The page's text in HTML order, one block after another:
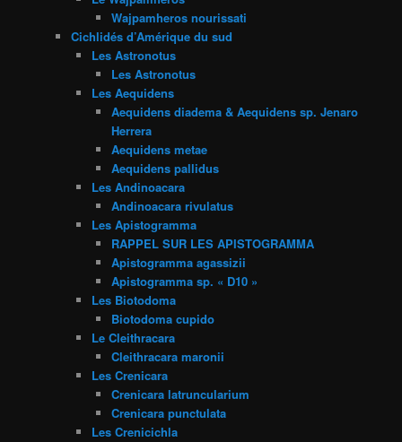
Wajpamheros nourissati
Cichlidés d’Amérique du sud
Les Astronotus
Les Astronotus
Les Aequidens
Aequidens diadema & Aequidens sp. Jenaro
Herrera
Aequidens metae
Aequidens pallidus
Les Andinoacara
Andinoacara rivulatus
Les Apistogramma
RAPPEL SUR LES APISTOGRAMMA
Apistogramma agassizii
Apistogramma sp. « D10 »
Les Biotodoma
Biotodoma cupido
Le Cleithracara
Cleithracara maronii
Les Crenicara
Crenicara latruncularium
Crenicara punctulata
Les Crenicichla